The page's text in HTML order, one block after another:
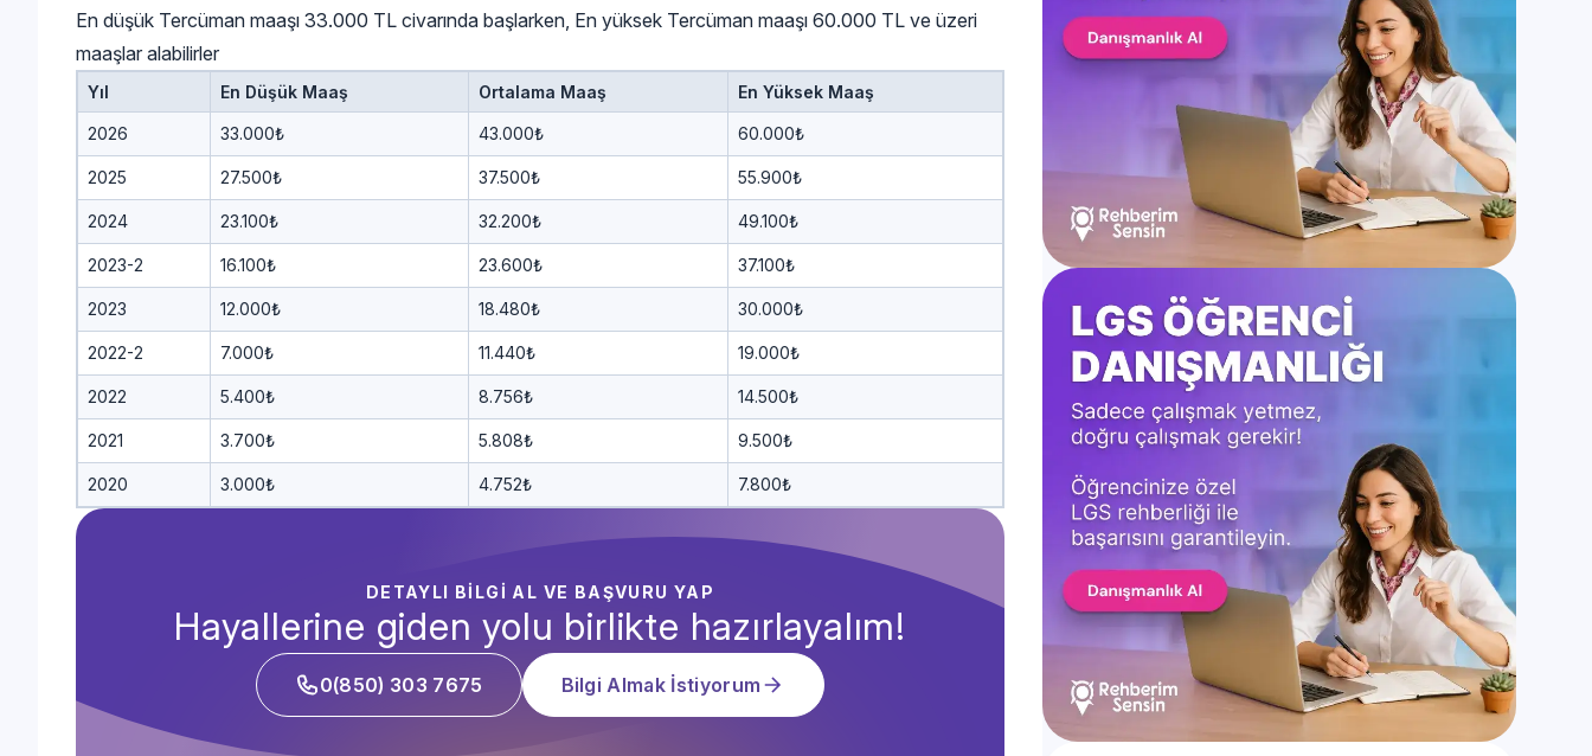
En düşük Tercüman maaşı 33.000 TL civarında başlarken, En yüksek Tercüman maaşı 60.000 TL ve üzeri
maaşlar alabilirler
Yıl En Düşük Maaş Ortalama Maaş En Yüksek Maaş
2026 33.000₺ 43.000₺ 60.000₺
2025 27.500₺ 37.500₺ 55.900₺
2024 23.100₺ 32.200₺ 49.100₺
2023-2 16.100₺ 23.600₺ 37.100₺
2023 12.000₺ 18.480₺ 30.000₺
2022-2 7.000₺ 11.440₺ 19.000₺
2022 5.400₺ 8.756₺ 14.500₺
2021 3.700₺ 5.808₺ 9.500₺
2020 3.000₺ 4.752₺ 7.800₺
DETAYLI BİLGİ AL VE BAŞVURU YAP
Hayallerine giden yolu birlikte hazırlayalım!
0(850) 303 7675 Bilgi Almak İstiyorum